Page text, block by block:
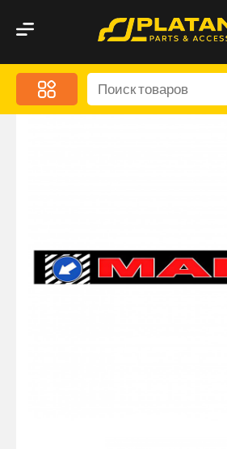
Меню
Акционные предложения
Брызговики
Запчасти кузова и зеркала